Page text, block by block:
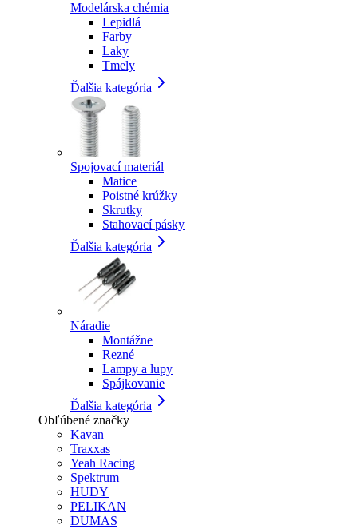
Modelárska chémia
Lepidlá
Farby
Laky
Tmely
Ďalšia kategória
Spojovací materiál
Matice
Poistné krúžky
Skrutky
Stahovací pásky
Ďalšia kategória
Náradie
Montážne
Rezné
Lampy a lupy
Spájkovanie
Ďalšia kategória
Obľúbené značky
Kavan
Traxxas
Yeah Racing
Spektrum
HUDY
PELIKAN
DUMAS